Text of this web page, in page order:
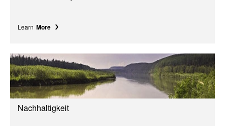
Learn More
Nachhaltigkeit